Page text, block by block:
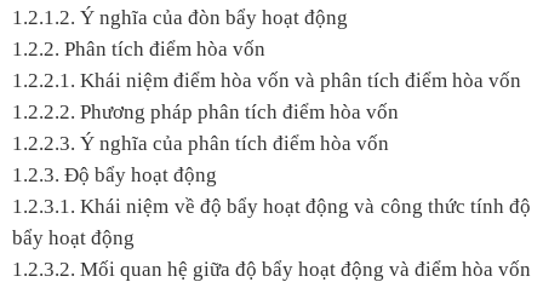
1.2.1.2. Ý nghĩa của đòn bẩy hoạt động
1.2.2. Phân tích điểm hòa vốn
1.2.2.1. Khái niệm điểm hòa vốn và phân tích điểm hòa vốn
1.2.2.2. Phương pháp phân tích điểm hòa vốn
1.2.2.3. Ý nghĩa của phân tích điểm hòa vốn
1.2.3. Độ bẩy hoạt động
1.2.3.1. Khái niệm về độ bẩy hoạt động và công thức tính độ
bẩy hoạt động
1.2.3.2. Mối quan hệ giữa độ bẩy hoạt động và điểm hòa vốn